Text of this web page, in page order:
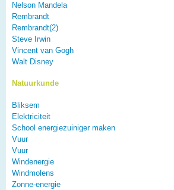
Nelson Mandela
Rembrandt
Rembrandt(2)
Steve Irwin
Vincent van Gogh
Walt Disney
Natuurkunde
Bliksem
Elektriciteit
School energiezuiniger maken
Vuur
Vuur
Windenergie
Windmolens
Zonne-energie